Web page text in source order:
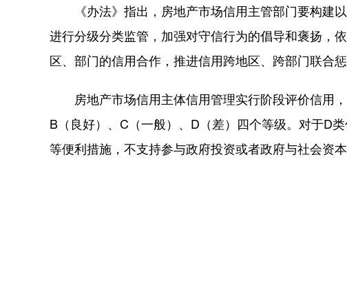
《办法》指出，房地产市场信用主管部门要构建
进行分级分类监管，加强对守信行为的倡导和褒扬，
区、部门的信用合作，推进信用跨地区、跨部门联合惩
房地产市场信用主体信用管理实行阶段评价信用，
B（良好）、C（一般）、D（差）四个等级。对于D
等便利措施，不支持参与政府投资或者政府与社会资